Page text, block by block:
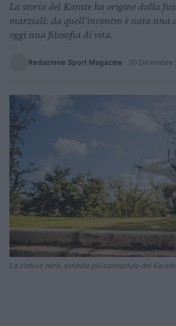
La storia del Karate ha origine dalla
marziali: da quell'incontro è nata una
oggi una filosofia di vita.
Redazione Sport Magazine · 30 Dicembre
La cintura nera, simbolo più conosciuto del Karate.